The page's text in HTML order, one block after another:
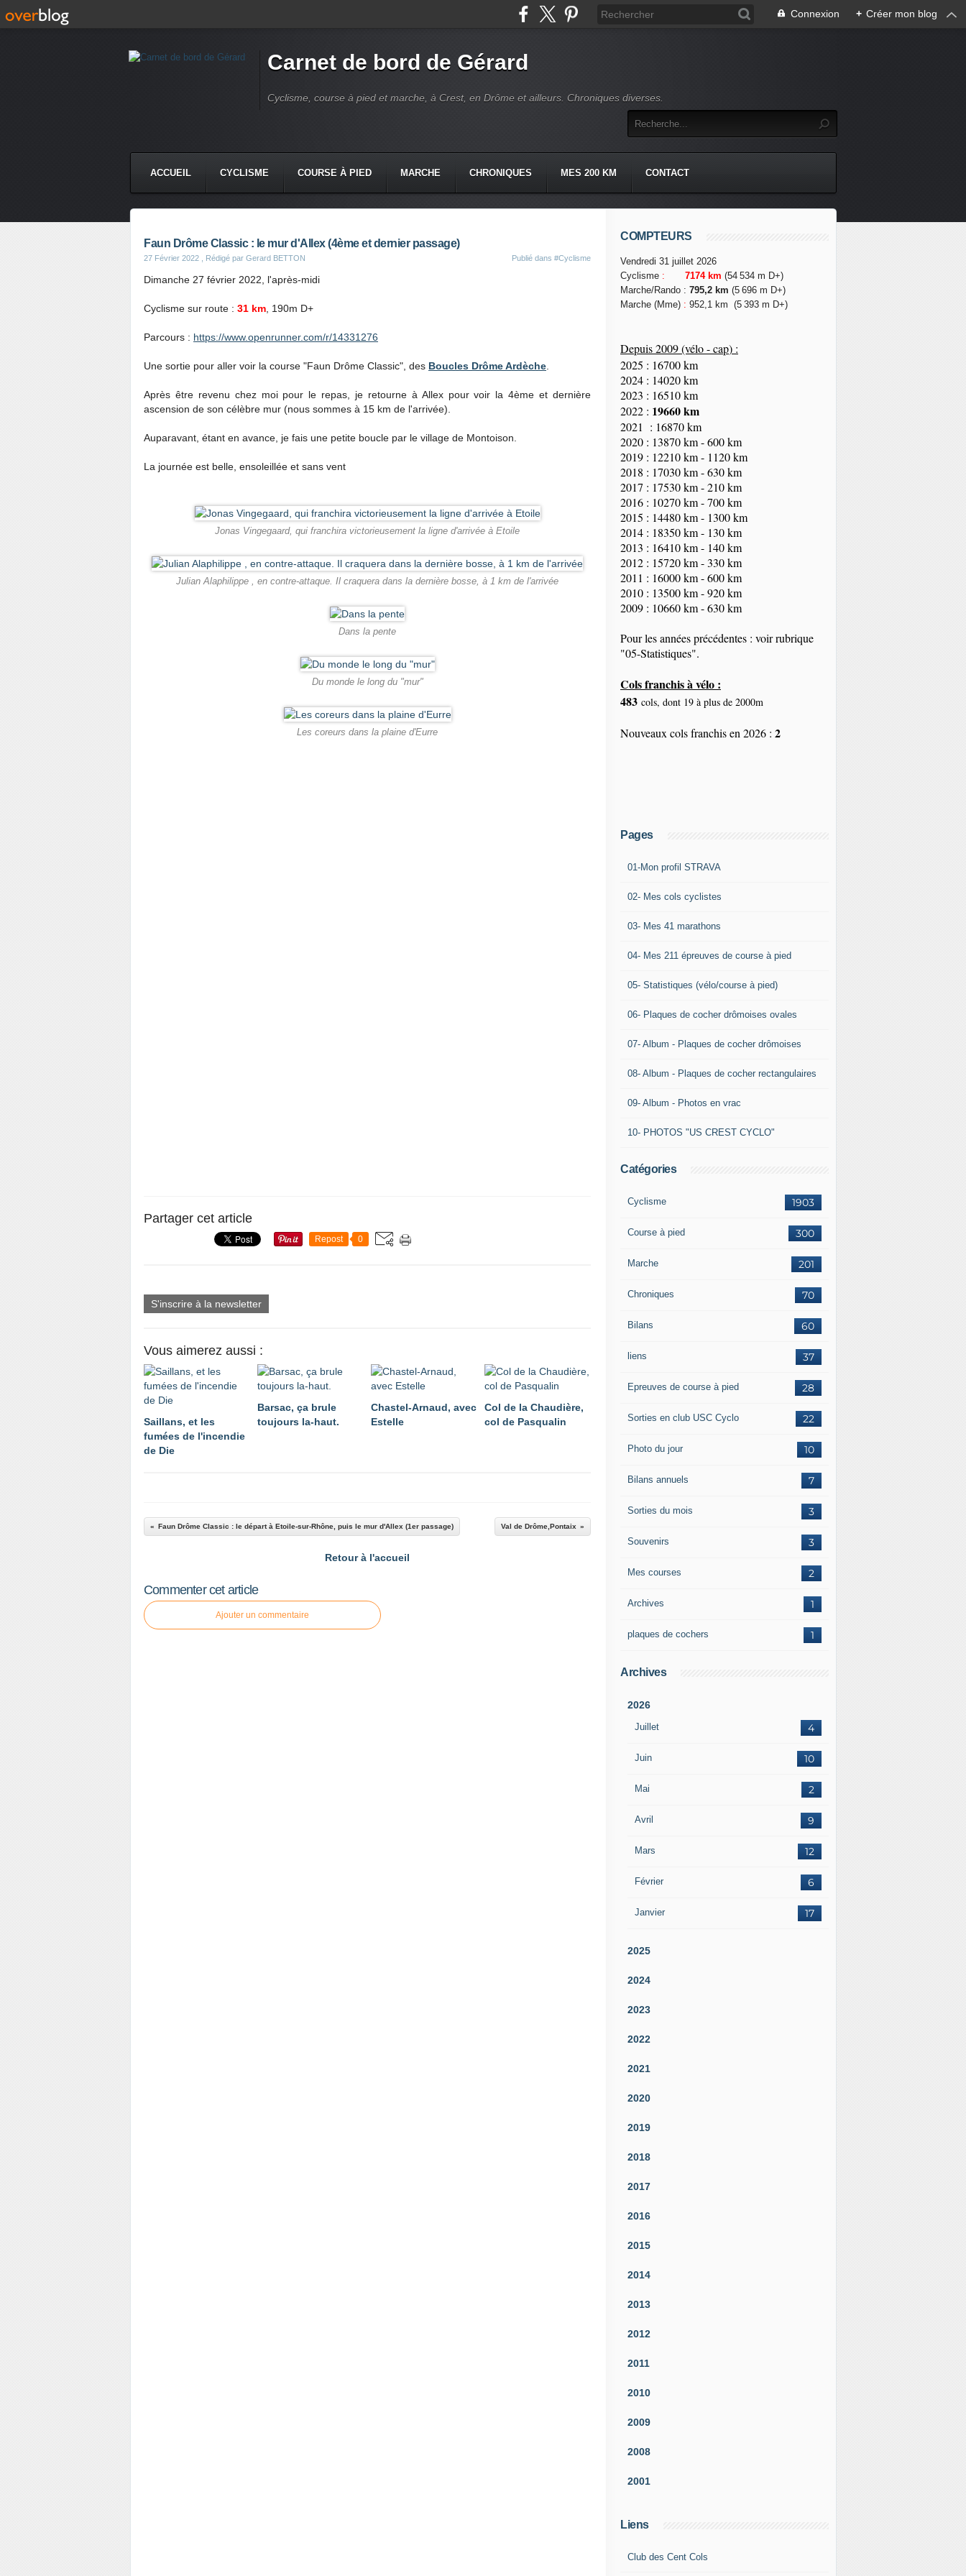
Connexion + Créer mon blog
Carnet de bord de Gérard
Cyclisme, course à pied et marche, à Crest, en Drôme et ailleurs. Chroniques diverses.
ACCUEIL CYCLISME COURSE À PIED MARCHE CHRONIQUES MES 200 KM CONTACT
Faun Drôme Classic : le mur d'Allex (4ème et dernier passage)
27 Février 2022 , Rédigé par Gerard BETTON Publié dans #Cyclisme
Dimanche 27 février 2022, l'après-midi
Cyclisme sur route : 31 km , 190m D+
Parcours : https://www.openrunner.com/r/14331276
Une sortie pour aller voir la course "Faun Drôme Classic", des Boucles Drôme Ardèche
Après être revenu chez moi pour le repas, je retourne à Allex pour voir la 4ème et dernière
ascension de son célèbre mur (nous sommes à 15 km de l'arrivée).
Auparavant, étant en avance, je fais une petite boucle par le village de Montoison.
La journée est belle, ensoleillée et sans vent
Jonas Vingegaard, qui franchira victorieusement la ligne d'arrivée à Etoile
Julian Alaphilippe , en contre-attaque. Il craquera dans la dernière bosse, à 1 km de l'arrivée
Dans la pente
Du monde le long du "mur"
Les coreurs dans la plaine d'Eurre
Partager cet article
Repost 0
S'inscrire à la newsletter
Vous aimerez aussi :
Saillans, et les
fumées de l'incendie
de Die
Barsac, ça brule
toujours la-haut.
Chastel-Arnaud, avec
Estelle
Col de la Chaudière,
col de Pasqualin
Faun Drôme Classic : le départ à Etoile-sur-Rhône, puis le mur d'Allex (1er passage) Val de Drôme,Pontaix
Retour à l'accueil
Commenter cet article
Ajouter un commentaire
COMPTEURS
Vendredi 31 juillet 2026
Cyclisme : 7174 km (54 534 m D+)
Marche/Rando : 795,2 km (5 696 m D+)
Marche (Mme) : 952,1 km (5 393 m D+)
Depuis 2009 (vélo - cap) :
2025 : 16700 km
2024 : 14020 km
2023 : 16510 km
2022 : 19660 km
2021 : 16870 km
2020 : 13870 km - 600 km
2019 : 12210 km - 1120 km
2018 : 17030 km - 630 km
2017 : 17530 km - 210 km
2016 : 10270 km - 700 km
2015 : 14480 km - 1300 km
2014 : 18350km- 130 km
2013 : 16410 km - 140 km
2012 : 15720 km - 330 km
2011 : 16000 km - 600 km
2010 : 13500 km - 920 km
2009 : 10660 km - 630 km
Pour les années précédentes : voir rubrique
"05-Statistiques".
Cols franchis à vélo :
483 cols, dont 19 à plus de 2000m
Nouveaux cols franchis en 2026 : 2
Pages
01-Mon profil STRAVA
02- Mes cols cyclistes
03- Mes 41 marathons
04- Mes 211 épreuves de course à pied
05- Statistiques (vélo/course à pied)
06- Plaques de cocher drômoises ovales
07- Album - Plaques de cocher drômoises
08- Album - Plaques de cocher rectangulaires
09- Album - Photos en vrac
10- PHOTOS "US CREST CYCLO"
Catégories
1903
Cyclisme
300
Course à pied
201
Marche
70
Chroniques
60
Bilans
37
liens
28
Epreuves de course à pied
22
Sorties en club USC Cyclo
10
Photo du jour
7
Bilans annuels
3
Sorties du mois
3
Souvenirs
2
Mes courses
1
Archives
1
plaques de cochers
Archives
2026
Juillet 4
Juin 10
Mai 2
Avril 9
Mars 12
Février 6
Janvier 17
2025
2024
2023
2022
2021
2020
2019
2018
2017
2016
2015
2014
2013
2012
2011
2010
2009
2008
2001
Liens
Club des Cent Cols